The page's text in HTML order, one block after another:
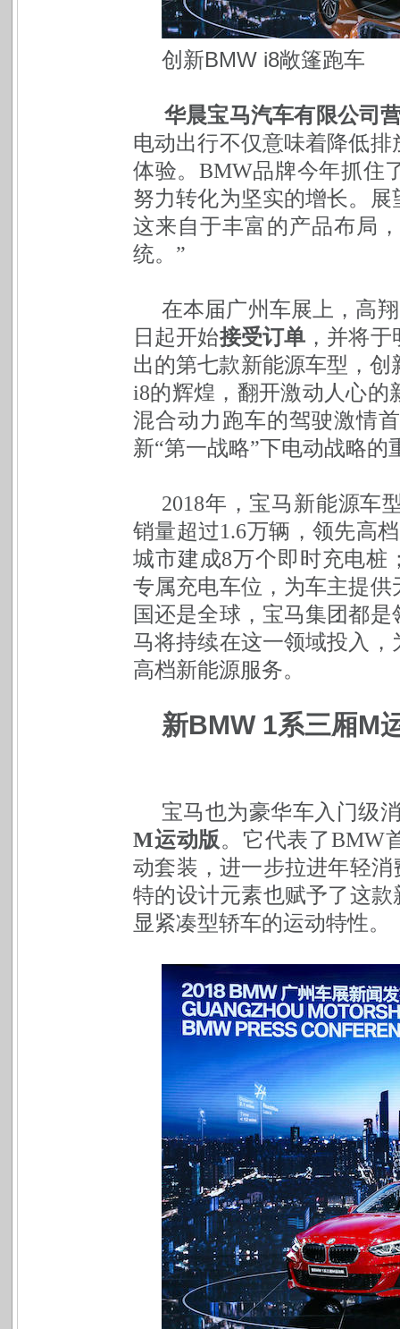
创新BMW i8敞篷跑车
华晨宝马汽车有限公司
电动出行不仅意味着降低
体验。BMW品牌今年抓住
努力转化为坚实的增长。
这来自于丰富的产品布局
统。”
在本届广州车展上，高
日起开始接受订单 ，并将
出的第七款新能源车型，
i8的辉煌，翻开激动人心的
混合动力跑车的驾驶激情
新“第一战略”下电动战略的
2018年，宝马新能源车
销量超过1.6万辆，领先高
城市建成8万个即时充电桩
专属充电车位，为车主提
国还是全球，宝马集团都
马将持续在这一领域投入
高档新能源服务。
新BMW 1系三厢M
宝马也为豪华车入门级
M运动版。它代表了BMW
动套装，进一步拉进年轻
特的设计元素也赋予了这
显紧凑型轿车的运动特性。